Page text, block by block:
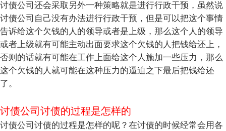
讨债公司还会采取另外一种策略就是进行行政干预，虽然说
讨债公司自己没有办法进行行政干预，但是可以把这个事情
告诉给这个欠钱的人的领导或者是上级，那么这个人的领导
或者上级就有可能主动出面要求这个欠钱的人把钱给还上，
否则的话就有可能在工作上面给这个人施加一些压力，那么
这个欠钱的人就可能在这种压力的逼迫之下最后把钱给还
了。
讨债公司讨债的过程是怎样的
讨债公司讨债的过程是怎样的呢？在讨债的时候经常会用各